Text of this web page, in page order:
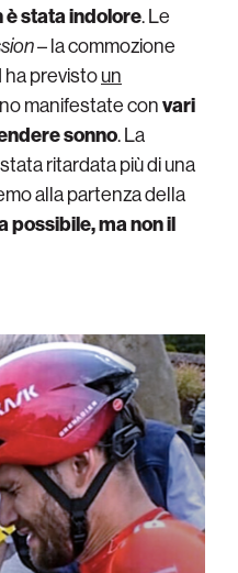
è stata indolore. Le
– la commozione
ha previstoun
manifestate convari
sonno. La
ritardata più di una
alla partenza della
possibile, ma non il